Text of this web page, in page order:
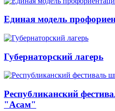
Единая модель
Губернаторский лагерь
Республиканский
"Асам"